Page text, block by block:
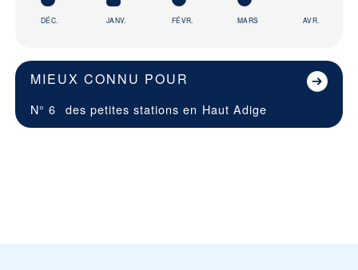
DÉC. JANV. FÉVR. MARS AVR.
MIEUX CONNU POUR
N° 6 des petites stations en Haut Adige